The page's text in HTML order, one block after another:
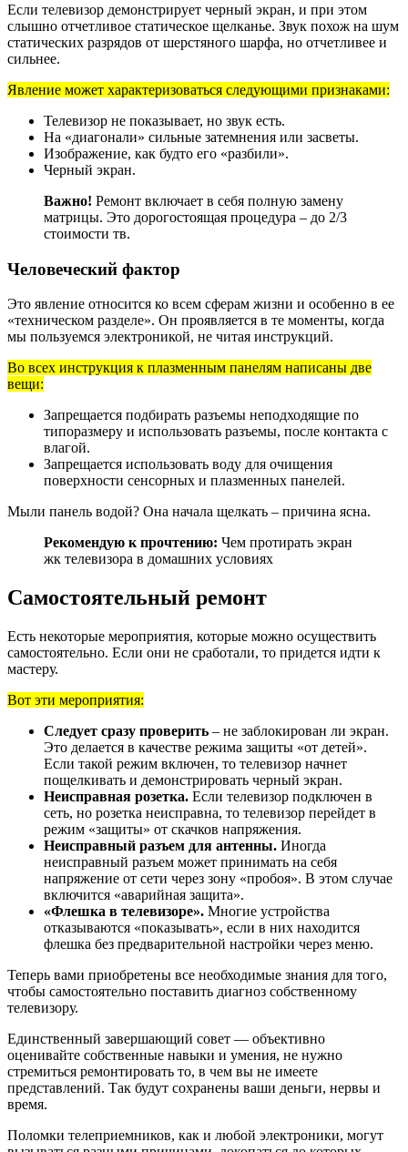
Если телевизор демонстрирует черный экран, и при этом
слышно отчетливое статическое щелканье. Звук похож на шум
статических разрядов от шерстяного шарфа, но отчетливее и
сильнее.
Явление может характеризоваться следующими признаками:
Телевизор не показывает, но звук есть.
На «диагонали» сильные затемнения или засветы.
Изображение, как будто его «разбили».
Черный экран.
Важно! Ремонт включает в себя полную замену
матрицы. Это дорогостоящая процедура – до 2/3
стоимости тв.
Человеческий фактор
Это явление относится ко всем сферам жизни и особенно в ее
«техническом разделе». Он проявляется в те моменты, когда
мы пользуемся электроникой, не читая инструкций.
Во всех инструкция к плазменным панелям написаны две
вещи:
Запрещается подбирать разъемы неподходящие по
типоразмеру и использовать разъемы, после контакта с
влагой.
Запрещается использовать воду для очищения
поверхности сенсорных и плазменных панелей.
Мыли панель водой? Она начала щелкать – причина ясна.
Рекомендую к прочтению: Чем протирать экран
жк телевизора в домашних условиях
Самостоятельный ремонт
Есть некоторые мероприятия, которые можно осуществить
самостоятельно. Если они не сработали, то придется идти к
мастеру.
Вот эти мероприятия:
Следует сразу проверить – не заблокирован ли экран.
Это делается в качестве режима защиты «от детей».
Если такой режим включен, то телевизор начнет
пощелкивать и демонстрировать черный экран.
Неисправная розетка. Если телевизор подключен в
сеть, но розетка неисправна, то телевизор перейдет в
режим «защиты» от скачков напряжения.
Неисправный разъем для антенны. Иногда
неисправный разъем может принимать на себя
напряжение от сети через зону «пробоя». В этом случае
включится «аварийная защита».
«Флешка в телевизоре». Многие устройства
отказываются «показывать», если в них находится
флешка без предварительной настройки через меню.
Теперь вами приобретены все необходимые знания для того,
чтобы самостоятельно поставить диагноз собственному
телевизору.
Единственный завершающий совет — объективно
оценивайте собственные навыки и умения, не нужно
стремиться ремонтировать то, в чем вы не имеете
представлений. Так будут сохранены ваши деньги, нервы и
время.
Поломки телеприемников, как и любой электроники, могут